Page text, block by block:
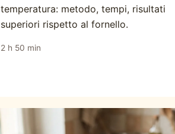
temperatura: metodo, tempi, risultati
superiori rispetto al fornello.
2 h 50 min